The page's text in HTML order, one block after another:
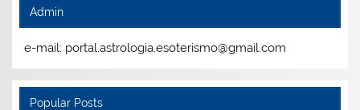
Admin
e-mail: portal.astrologia.esoterismo@gmail.com
Popular Posts